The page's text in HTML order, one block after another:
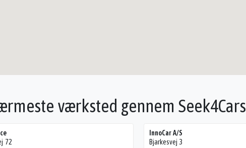
værksted gennem Seek4Cars
72
InnoCar A/S
Bjarkesvej 3